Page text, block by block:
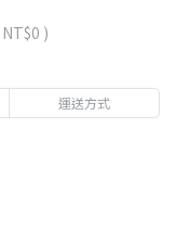
NT$0 )
運送方式